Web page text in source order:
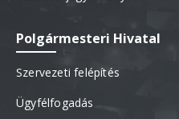
Polgármesteri Hivatal
Szervezeti felépítés
Ügyfélfogadás